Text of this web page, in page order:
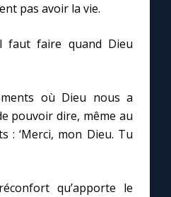
pas avoir la vie.
faut faire quand Dieu
où Dieu nous a
pouvoir dire, même au
: ‘Merci, mon Dieu. Tu
qu’apporte le